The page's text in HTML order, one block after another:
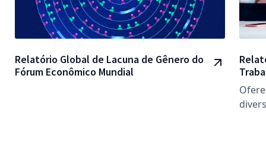
Relatório Global de Lacuna de Gênero do
Fórum Econômico Mundial